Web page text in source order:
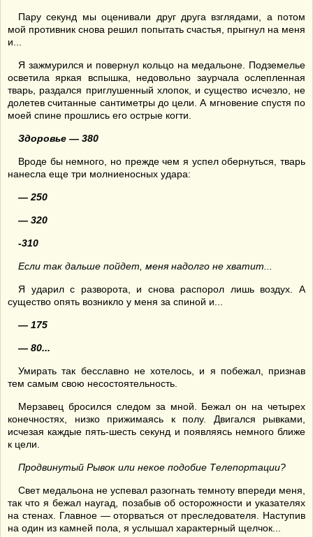
Пару секунд мы оценивали друг друга взглядами, а потом
мой противник снова решил попытать счастья, прыгнул на меня
и...
Я зажмурился и повернул кольцо на медальоне. Подземелье
осветила яркая вспышка, недовольно заурчала ослепленная
тварь, раздался приглушенный хлопок, и существо исчезло, не
долетев считанные сантиметры до цели. А мгновение спустя по
моей спине прошлись его острые когти.
Здоровье — 380
Вроде бы немного, но прежде чем я успел обернуться, тварь
нанесла еще три молниеносных удара:
— 250
— 320
-310
Если так дальше пойдет, меня надолго не хватит...
Я ударил с разворота, и снова распорол лишь воздух. А
существо опять возникло у меня за спиной и...
— 175
— 80...
Умирать так бесславно не хотелось, и я побежал, признав
тем самым свою несостоятельность.
Мерзавец бросился следом за мной. Бежал он на четырех
конечностях, низко прижимаясь к полу. Двигался рывками,
исчезая каждые пять-шесть секунд и появляясь немного ближе
к цели.
Продвинутый Рывок или некое подобие Телепортации?
Свет медальона не успевал разогнать темноту впереди меня,
так что я бежал наугад, позабыв об осторожности и указателях
на стенах. Главное — оторваться от преследователя. Наступив
на один из камней пола, я услышал характерный щелчок...